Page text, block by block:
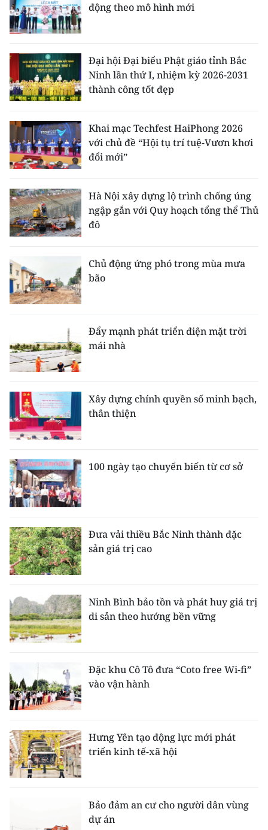
động theo mô hình mới
Đại hội Đại biểu Phật giáo tỉnh Bắc
Ninh lần thứ I, nhiệm kỳ 2026-2031
thành công tốt đẹp
Khai mạc Techfest HaiPhong 2026
với chủ đề “Hội tụ trí tuệ-Vươn khơi
đổi mới”
Hà Nội xây dựng lộ trình chống úng
ngập gắn với Quy hoạch tổng thể Thủ
đô
Chủ động ứng phó trong mùa mưa
bão
Đẩy mạnh phát triển điện mặt trời
mái nhà
Xây dựng chính quyền số minh bạch,
thân thiện
100 ngày tạo chuyển biến từ cơ sở
Đưa vải thiều Bắc Ninh thành đặc
sản giá trị cao
Ninh Bình bảo tồn và phát huy giá trị
di sản theo hướng bền vững
Đặc khu Cô Tô đưa “Coto free Wi-fi”
vào vận hành
Hưng Yên tạo động lực mới phát
triển kinh tế-xã hội
Bảo đảm an cư cho người dân vùng
dự án